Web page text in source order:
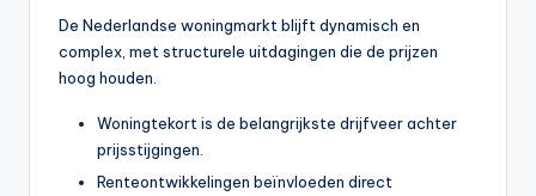
De Nederlandse woningmarkt blijft dynamisch en
complex, met structurele uitdagingen die de prijzen
hoog houden.
Woningtekort is de belangrijkste drijfveer achter
prijsstijgingen.
Renteontwikkelingen beïnvloeden direct